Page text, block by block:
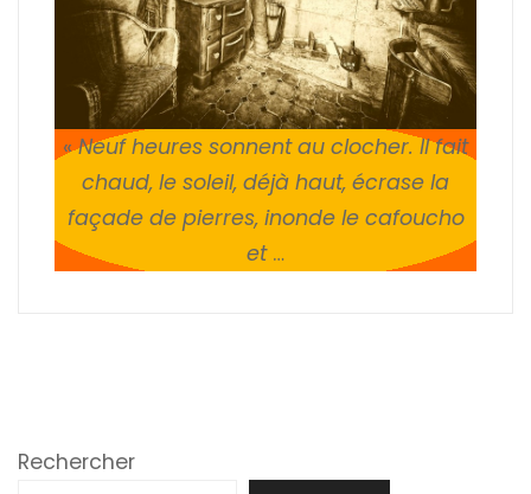
«Neuf heures sonnent au clocher. Il fait
chaud, le soleil, déjà haut, écrase la
façade de pierres, inonde le cafoucho
et …
Rechercher